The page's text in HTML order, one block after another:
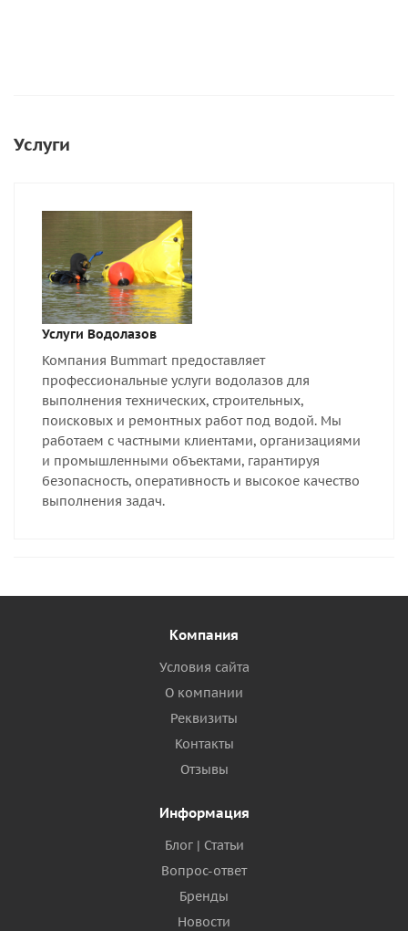
Услуги
Услуги Водолазов
Компания Bummart предоставляет
профессиональные услуги водолазов для
выполнения технических, строительных,
поисковых и ремонтных работ под водой. Мы
работаем с частными клиентами, организациями
и промышленными объектами, гарантируя
безопасность, оперативность и высокое качество
выполнения задач.
Компания
Условия сайта
О компании
Реквизиты
Контакты
Отзывы
Информация
Блог | Статьи
Вопрос-ответ
Бренды
Новости